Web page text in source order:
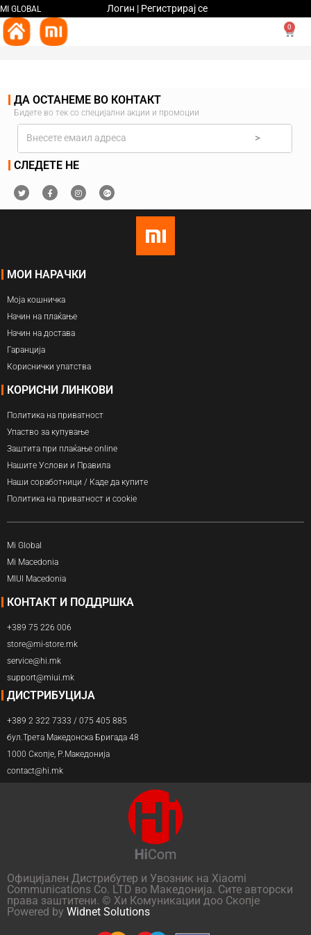
MI GLOBAL Логин | Регистрирај се
0
ДА ОСТАНЕМЕ ВО КОНТАКТ
Бидете во тек со специјални акции и промоции
>
СЛЕДЕТЕ НЕ
МОИ НАРАЧКИ
Моја кошничка
Начин на плаќање
Начин на достава
Гаранција
Кориснички упатства
КОРИСНИ ЛИНКОВИ
Политика на приватност
Упаство за купување
Заштита при плаќање online
Нашите Услови и Правила
Наши соработници / Каде да купите
Политика на приватност и cookie
Mi Global
Mi Macedonia
MIUI Macedonia
КОНТАКТ И ПОДДРШКА
+389 75 226 006
store@mi-store.mk
service@hi.mk
support@miui.mk
ДИСТРИБУЦИЈА
+389 2 322 7333 / 075 405 885
бул.Трета Македонска Бригада 48
1000 Скопје, Р.Македонија
contact@hi.mk
Официјален Дистрибутер и Увозник на Xiaomi
Communications Co. LTD во Македонија. Сите авторски
права заштитени. © Хи Комуникации доо Скопје
Powered by Widnet Solutions